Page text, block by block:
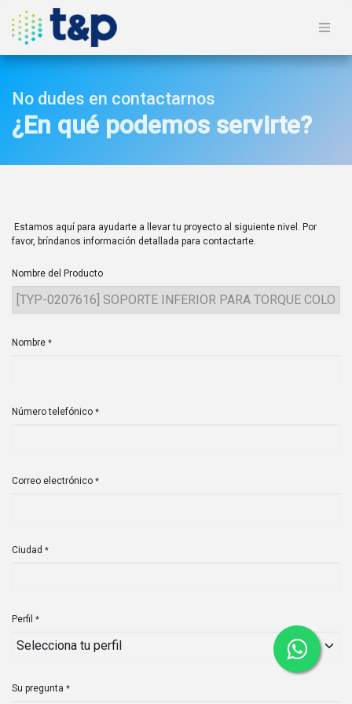
No dudes en contactarnos
¿En qué podemos servirte?
Estamos aquí para ayudarte a llevar tu proyecto al siguiente nivel. Por
favor, bríndanos información detallada para contactarte.
Nombre del Producto
Nombre *
Número telefónico *
Correo electrónico *
Ciudad *
Perfil *
Su pregunta *